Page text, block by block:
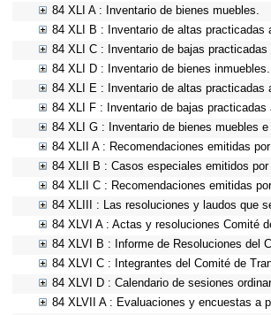
84 XLI A : Inventario de bienes muebles.
84 XLI B : Inventario de altas practicadas
84 XLI C : Inventario de bajas practicadas
84 XLI D : Inventario de bienes inmuebles.
84 XLI E : Inventario de altas practicadas
84 XLI F : Inventario de bajas practicadas
84 XLI G : Inventario de bienes muebles
84 XLII A : Recomendaciones emitidas
84 XLII B : Casos especiales emitidos
84 XLII C : Recomendaciones emitidas
84 XLIII : Las resoluciones y laudos que
84 XLVI A : Actas y resoluciones Comité
84 XLVI B : Informe de Resoluciones del
84 XLVI C : Integrantes del Comité de
84 XLVI D : Calendario de sesiones
84 XLVII A : Evaluaciones y encuestas a